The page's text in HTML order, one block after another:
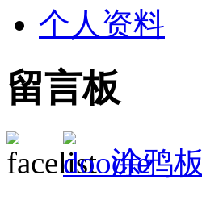
个人资料
留言板
涂鸦板